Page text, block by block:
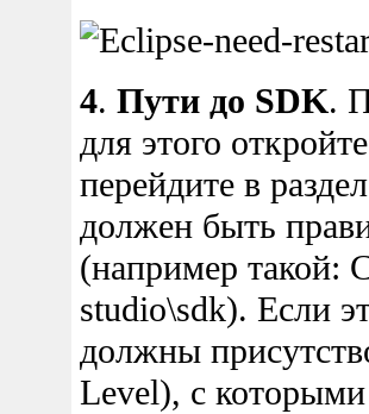
4. Пути до SDK.
для этого
перейдите в
должен быть
(например такой:
studio\sdk). Если
должны
Level), с